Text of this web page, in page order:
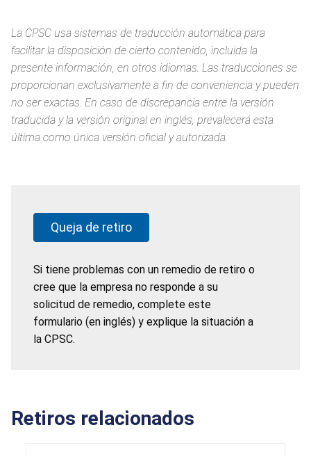
La CPSC usa sistemas de traducción automática para
facilitar la disposición de cierto contenido, incluida la
presente información, en otros idiomas. Las traducciones se
proporcionan exclusivamente a fin de conveniencia y pueden
no ser exactas. En caso de discrepancia entre la versión
traducida y la versión original en inglés, prevalecerá esta
última como única versión oficial y autorizada.
Queja de retiro
Si tiene problemas con un remedio de retiro o
cree que la empresa no responde a su
solicitud de remedio, complete este
formulario (en inglés) y explique la situación a
la CPSC.
Retiros relacionados